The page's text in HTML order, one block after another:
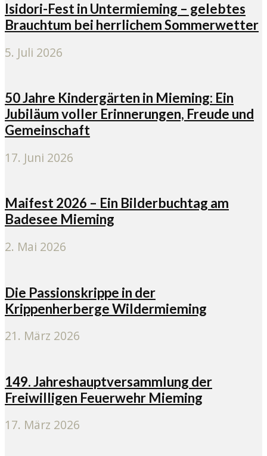
Isidori-Fest in Untermieming – gelebtes
Brauchtum bei herrlichem Sommerwetter
5. Juli 2026
50 Jahre Kindergärten in Mieming: Ein
Jubiläum voller Erinnerungen, Freude und
Gemeinschaft
17. Juni 2026
Maifest 2026 – Ein Bilderbuchtag am
Badesee Mieming
2. Mai 2026
Die Passionskrippe in der
Krippenherberge Wildermieming
21. März 2026
149. Jahreshauptversammlung der
Freiwilligen Feuerwehr Mieming
17. März 2026